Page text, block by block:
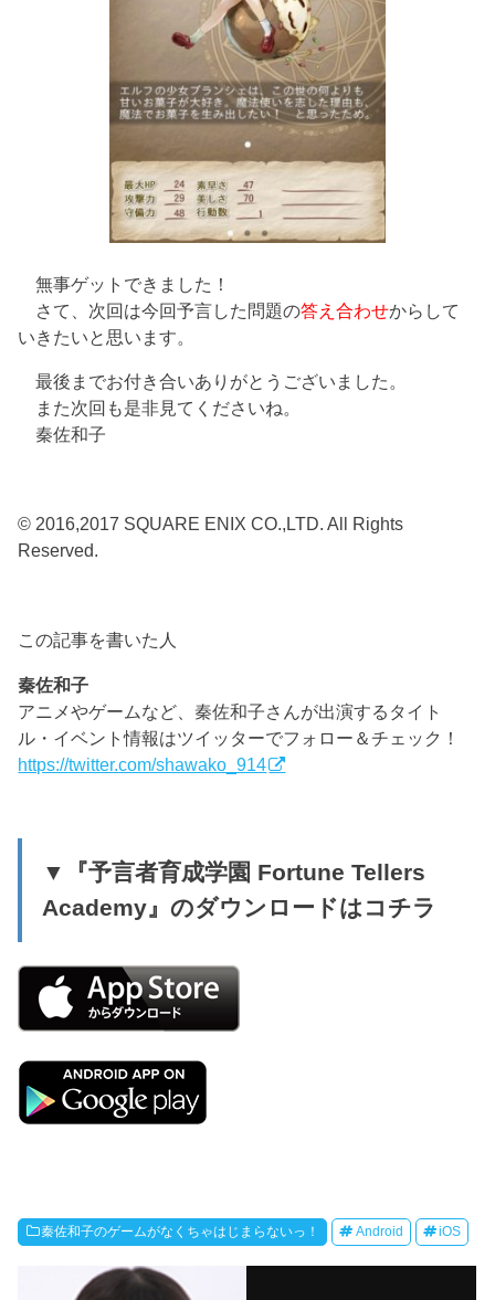
無事ゲットできました！
さて、次回は今回予言した問題の答え合わせからして
いきたいと思います。
最後までお付き合いありがとうございました。
また次回も是非見てくださいね。
秦佐和子
© 2016,2017 SQUARE ENIX CO.,LTD. All Rights
Reserved.
この記事を書いた人
秦佐和子
アニメやゲームなど、秦佐和子さんが出演するタイト
ル・イベント情報はツイッターでフォロー＆チェック！
https://twitter.com/shawako_914
▼『予言者育成学園 Fortune Tellers
Academy』のダウンロードはコチラ
秦佐和子のゲームがなくちゃはじまらないっ！ Android iOS